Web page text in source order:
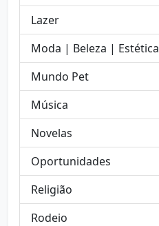
Lazer
Moda | Beleza | Estética
Mundo Pet
Música
Novelas
Oportunidades
Religião
Rodeio